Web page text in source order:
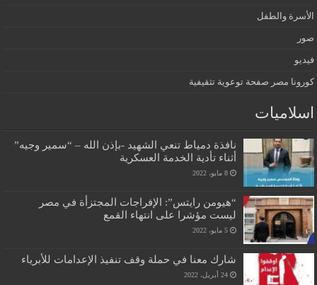
الأسرة والطفل
صور
فيديو
كورونا مصر صفحة توعوية تثقيفية
اسلاميات
نافذة دمياط تنعي الشهيد -بإذن الله – “سمير وجيه”
أثناء تأدية الخدمة العسكرية
8 مايو، 2022
“هيومن رايتس”: الإفراجات المجتزأة في مصر
ليست مؤشرا على انتهاء القمع
5 مايو، 2022
شارك معنا في حملة وقف تنفيذ الإعدامات للأبرياء
24 أبريل، 2022